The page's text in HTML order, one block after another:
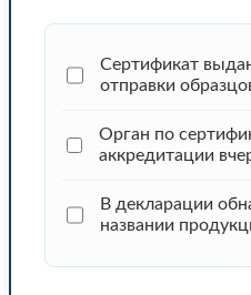
Сертификат
отправки
Орган по
аккредитации
В декларации
названии